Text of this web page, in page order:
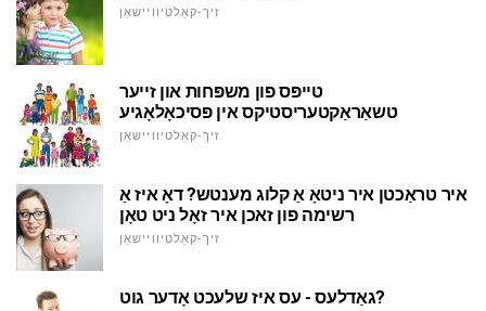
זיך-קאַלטיוויישאַן
טייפּס פון משפּחות און זייער
טשאַראַקטעריסטיקס אין פּסיכאָלאָגיע
זיך-קאַלטיוויישאַן
איר טראַכטן איר ניטאָ אַ קלוג מענטש? דאָ איז אַ
רשימה פון זאכן איר זאָל ניט טאָן
זיך-קאַלטיוויישאַן
גאַדלעס - עס איז שלעכט אָדער גוט?